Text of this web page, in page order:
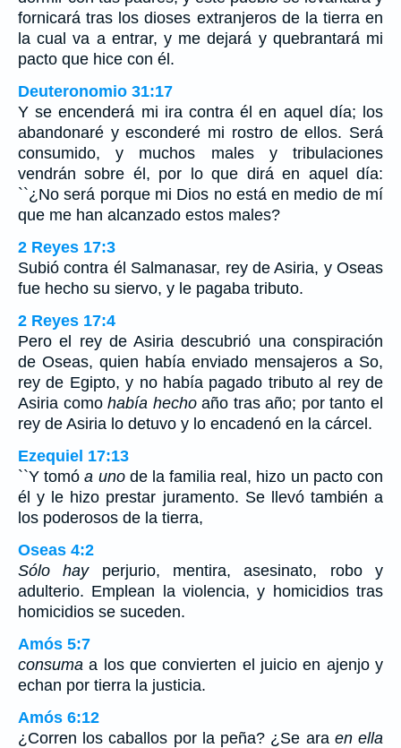
fornicará tras los dioses extranjeros de la tierra en
la cual va a entrar, y me dejará y quebrantará mi
pacto que hice con él.
Deuteronomio 31:17
Y se encenderá mi ira contra él en aquel día; los
abandonaré y esconderé mi rostro de ellos. Será
consumido, y muchos males y tribulaciones
vendrán sobre él, por lo que dirá en aquel día:
``¿No será porque mi Dios no está en medio de mí
que me han alcanzado estos males?
2 Reyes 17:3
Subió contra él Salmanasar, rey de Asiria, y Oseas
fue hecho su siervo, y le pagaba tributo.
2 Reyes 17:4
Pero el rey de Asiria descubrió una conspiración
de Oseas, quien había enviado mensajeros a So,
rey de Egipto, y no había pagado tributo al rey de
Asiria comohabía hechoaño tras año; por tanto el
rey de Asiria lo detuvo y lo encadenó en la cárcel.
Ezequiel 17:13
``Y tomóa unode la familia real, hizo un pacto con
él y le hizo prestar juramento. Se llevó también a
los poderosos de la tierra,
Oseas 4:2
Sólo hayperjurio, mentira, asesinato, robo y
adulterio. Emplean la violencia, y homicidios tras
homicidios se suceden.
Amós 5:7
consuma a los que convierten el juicio en ajenjo y
echan por tierra la justicia.
Amós 6:12
¿Corren los caballos por la peña? ¿Se ara en ella